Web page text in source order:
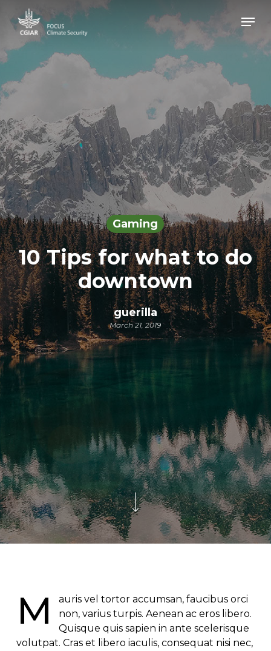
main
content
Gaming
10 Tips for what to do
downtown
guerilla
March 21, 2019
M
auris vel tortor accumsan, faucibus orci
non, varius turpis. Aenean ac eros libero.
Quisque quis sapien in ante scelerisque
volutpat. Cras et libero iaculis, consequat nisi nec,
Menu